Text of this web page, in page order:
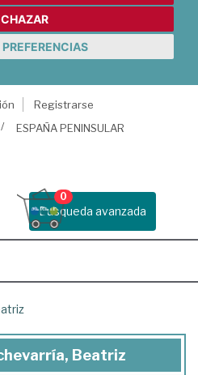
Registrarse
ESPAÑA PENINSULAR
Busqueda avanzada
0
Beatriz